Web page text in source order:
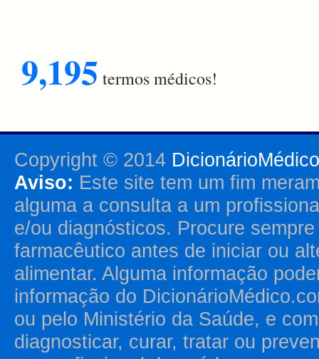
9,195 termos médicos!
Copyright © 2014
Aviso: Este site tem um fim
alguma a consulta a um
e/ou diagnósticos. Procure
farmacêutico antes de iniciar ou
alimentar. Alguma informação
informação do
ou pelo Ministério da Saúde, e
diagnosticar, curar, tratar ou